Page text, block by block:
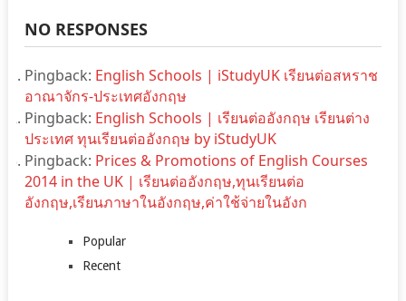
NO RESPONSES
Pingback: English Schools | iStudyUK เรียนต่อสหราช
อาณาจักร-ประเทศอังกฤษ
Pingback: English Schools | เรียนต่ออังกฤษ เรียนต่าง
ประเทศ ทุนเรียนต่ออังกฤษ by iStudyUK
Pingback: Prices & Promotions of English Courses
2014 in the UK | เรียนต่ออังกฤษ,ทุนเรียนต่อ
อังกฤษ,เรียนภาษาในอังกฤษ,ค่าใช้จ่ายในอังก
Popular
Recent